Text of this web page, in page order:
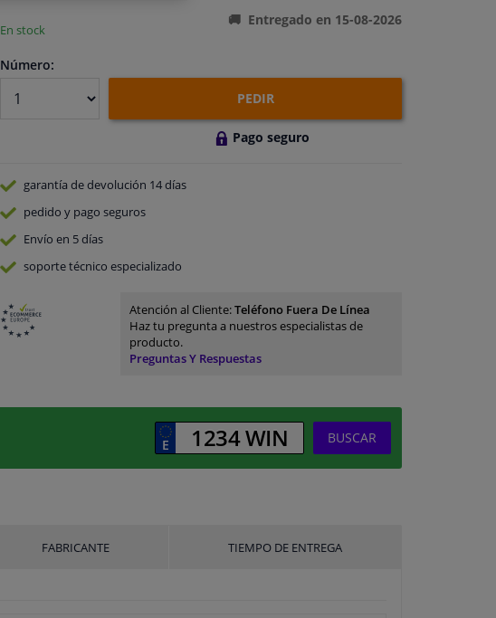
En stock
Entregado en 15-08-2026
Número:
PEDIR
Pago seguro
garantía de devolución 14 días
pedido y pago seguros
Envío en 5 días
soporte técnico especializado
Atención al Cliente:Teléfono Fuera De Línea
Haz tu pregunta a nuestros especialistas de
producto.
Preguntas Y Respuestas
BUSCAR
FABRICANTE TIEMPO DE ENTREGA